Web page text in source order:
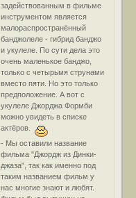
задействованным в фильме
инструментом является
малораспространённый
банджолеле - гибрид банджо
и укулеле. По сути дела это
очень маленькое банджо,
только с четырьмя струнами
вместо пяти. Но это только
предположение. А вот с
укулеле Джорджа Формби
можно увидеть в списке
актёров.
- Мы оставили название
фильма "Джордж из Динки-
джаза", так как именно под
таким названием фильм у
нас многие знают и любят.